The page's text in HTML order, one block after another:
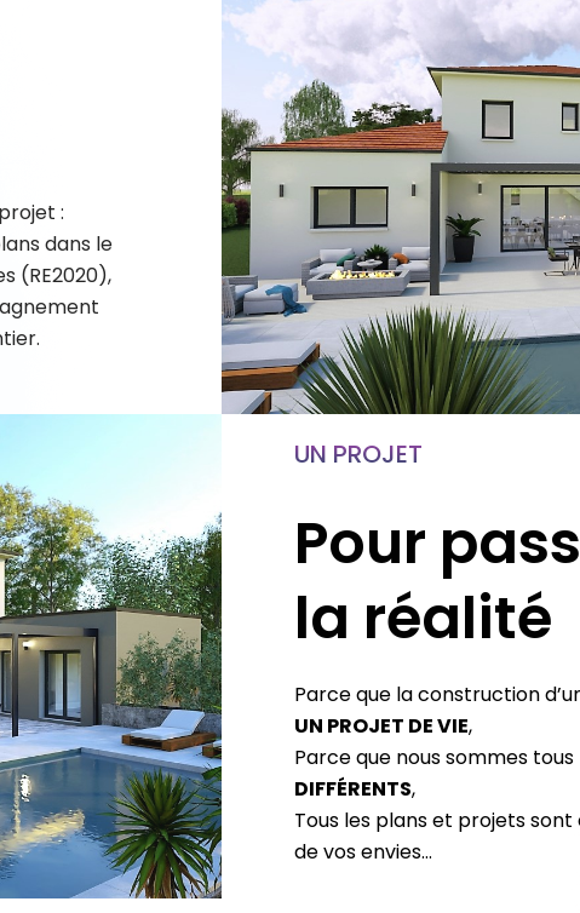
dans le
(RE2020),
UN PROJET
Pour
la réalité
Parce que la construction
UN PROJET DE VIE,
Parce que nous sommes tous
DIFFÉRENTS,
Tous les plans et projets
de vos envies…